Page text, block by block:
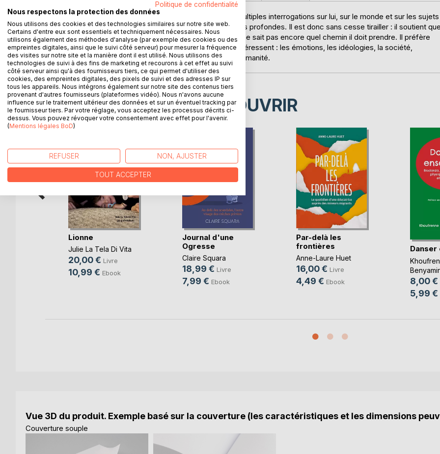
Paukémil est un jeune d'une vingtaine d'années. Il a de multiples interrogations sur lui, sur le monde et sur les sujets
qui l'étonnent. Ses réponses soulèvent des questions plus profondes. Il est donc sans cesse tirailler : il soutient
ses contemporains se trompent pour diverses raisons. Il ne sait pas encore quel chemin il doit prendre. Il préfère
s'interroger premièrement sur les sujets de fonds qui l'intéressent : les émotions, les idéologies, la société,
l'absolu, l'humanité contemporaine et les objectifs de l'humanité.
D’AUTRES TITRES À DÉCOUVRIR
Lionne
Julie La Tela Di Vita
20,00 € Livre
10,99 € Ebook
Journal d'une
Ogresse
Claire Squara
18,99 € Livre
7,99 € Ebook
Par-delà les
frontières
Anne-Laure Huet
16,00 € Livre
4,49 € Ebook
Danser
8,00 €
5,99 €
Vue 3D du produit. Exemple basé sur la couverture (les caractéristiques et les dimensions
Couverture souple
Politique de confidentialité
Nous respectons la protection des données
Nous utilisons des cookies et des technologies similaires sur notre site web.
Certains d'entre eux sont essentiels et techniquement nécessaires. Nous
utilisons également des méthodes d'analyse (par exemple des cookies ou des
empreintes digitales, ainsi que le suivi côté serveur) pour mesurer la fréquence
des visites sur notre site et la manière dont il est utilisé. Nous utilisons des
technologies de suivi à des fins de marketing et recourons à cet effet au suivi
côté serveur ainsi qu'à des fournisseurs tiers, ce qui permet d'utiliser des
cookies, des empreintes digitales, des pixels de suivi et des adresses IP sur
tous les appareils. Nous intégrons également sur notre site des contenus tiers
provenant d'autres fournisseurs (plateformes vidéo). Nous n'avons aucune
influence sur le traitement ultérieur des données et sur un éventuel tracking par
le fournisseur tiers. Par votre réglage, vous acceptez les processus décrits ci-
dessus. Vous pouvez révoquer votre consentement avec effet pour l'avenir.
(Mentions légales BoD)
REFUSER NON, AJUSTER
TOUT ACCEPTER